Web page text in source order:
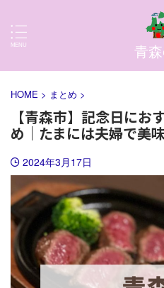
青
HOME > まとめ >
【青森市】記念日にお
め｜たまには夫婦で美
2024年3月17日